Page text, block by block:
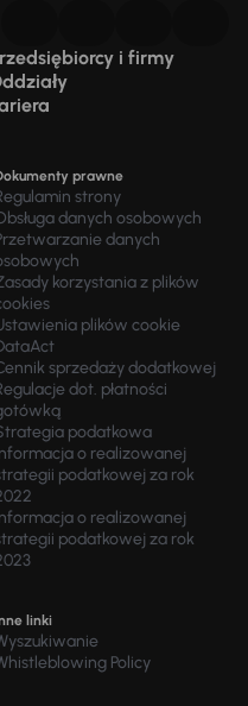
i firmy
prawne
strony
danych osobowych
danych
korzystania z plików
plików cookie
sprzedaży dodatkowej
dot. płatności
podatkowa
o realizowanej
podatkowej za rok
o realizowanej
podatkowej za rok
linki
Policy